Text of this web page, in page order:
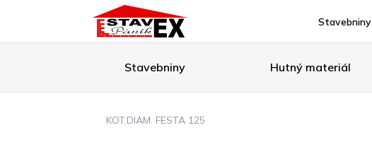
Stavebniny
Stavebniny Hutný materiál
KOT.DIAM. FESTA 125